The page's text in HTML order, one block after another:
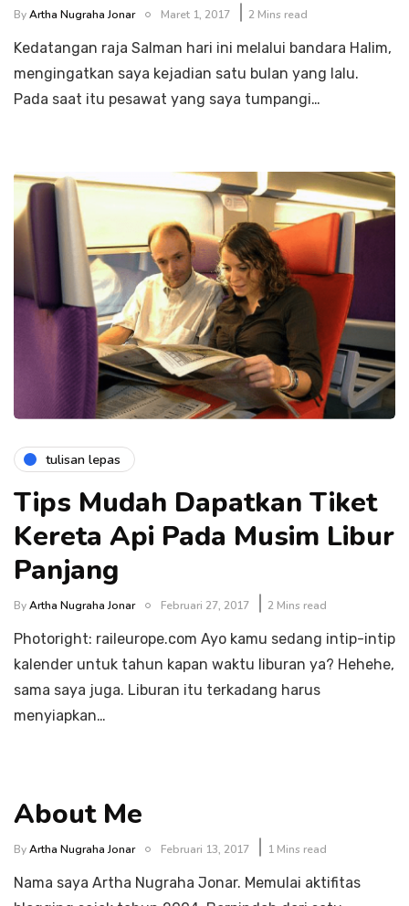
ByArtha Nugraha Jonar Maret 1, 2017 2 Mins read
Kedatangan raja Salman hari ini melalui bandara Halim,
mengingatkan saya kejadian satu bulan yang lalu.
Pada saat itu pesawat yang saya tumpangi…
tulisan lepas
Tips Mudah Dapatkan Tiket
Kereta Api Pada Musim Libur
Panjang
ByArtha Nugraha Jonar Februari 27, 2017 2 Mins read
Photoright: raileurope.com Ayo kamu sedang intip-intip
kalender untuk tahun kapan waktu liburan ya? Hehehe,
sama saya juga. Liburan itu terkadang harus
menyiapkan…
About Me
ByArtha Nugraha Jonar Februari 13, 2017 1 Mins read
Nama saya Artha Nugraha Jonar. Memulai aktifitas